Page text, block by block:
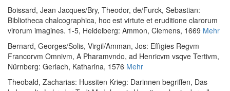
Boissard, Jean Jacques/Bry, Theodor, de/Furck, Sebastian:
Bibliotheca chalcographica, hoc est virtute et eruditione clarorum
virorum imagines. 1-5, Heidelberg: Ammon, Clemens, 1669 Mehr
Bernard, Georges/Solis, Virgil/Amman, Jos: Effigies Regvm
Francorvm Omnivm, A Pharamvndo, ad Henricvm vsqve Tertivm,
Nürnberg: Gerlach, Katharina, 1576 Mehr
Theobald, Zacharias: Hussiten Krieg: Darinnen begriffen, Das